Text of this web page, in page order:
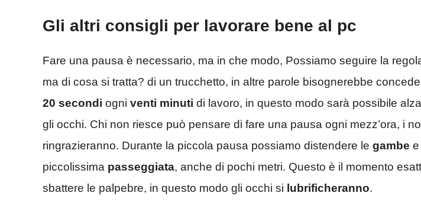
Gli altri consigli per lavorare bene al pc
Fare una pausa è necessario, ma in che modo, Possiamo seguire la
ma di cosa si tratta? di un trucchetto, in altre parole bisognerebbe
20 secondi ogni venti minuti di lavoro, in questo modo sarà possibile
gli occhi. Chi non riesce può pensare di fare una pausa ogni mezz’ora, i
ringrazieranno. Durante la piccola pausa possiamo distendere le gambe
piccolissima passeggiata, anche di pochi metri. Questo è il momento
sbattere le palpebre, in questo modo gli occhi si lubrificheranno.